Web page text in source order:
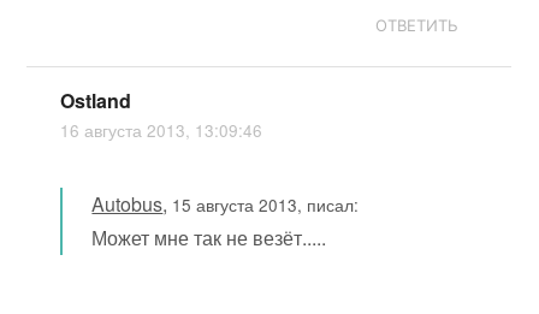
ОТВЕТИТЬ
Ostland
16 августа 2013, 13:09:46
Autobus, 15 августа 2013, писал:
Может мне так не везёт.....